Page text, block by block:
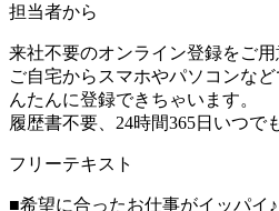
担当者から
来社不要のオンライン登録をご用
ご自宅からスマホやパソコンな
んたんに登録できちゃいます。
履歴書不要、24時間365日いつで
フリーテキスト
■希望に合ったお仕事がイッパイ♪